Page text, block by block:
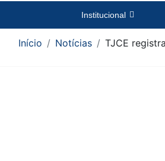
Institucional
Início Notícias TJCE